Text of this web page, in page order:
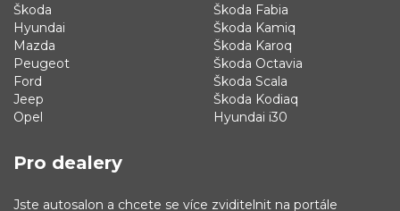
Škoda
Hyundai
Mazda
Peugeot
Ford
Jeep
Opel
Škoda Fabia
Škoda Kamiq
Škoda Karoq
Škoda Octavia
Škoda Scala
Škoda Kodiaq
Hyundai i30
Pro dealery
Jste autosalon a chcete se více zviditelnit na portále